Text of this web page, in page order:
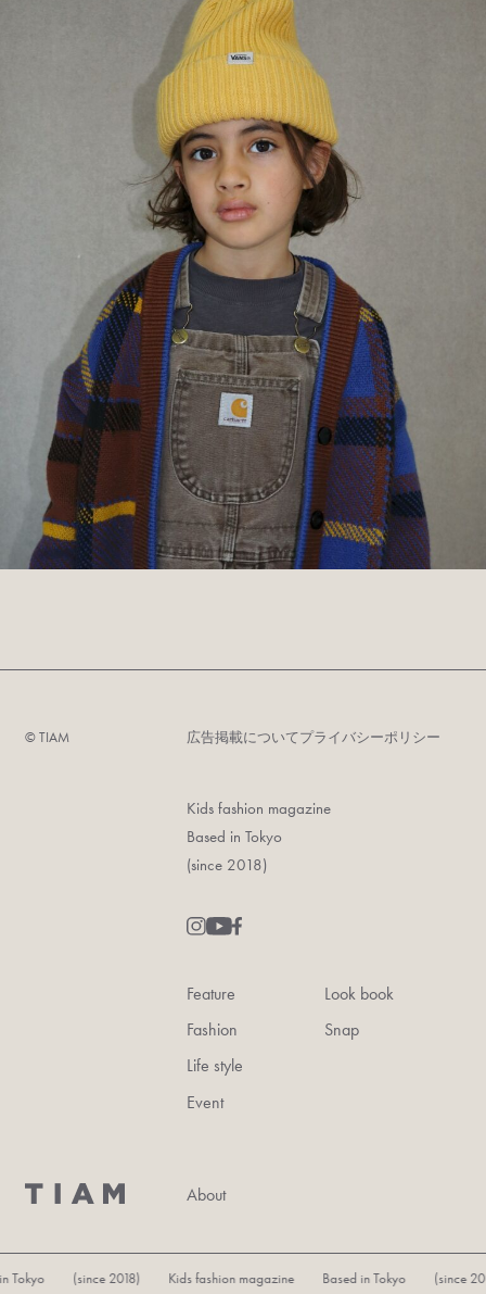
©︎ TIAM 広告掲載についてプライバシーポリシー
Kids fashion magazine
Based in Tokyo
(since 2018)
Feature
Fashion
Life style
Event
Look book
Snap
About
(since 2018) Kids fashion magazine Based in Tokyo (since